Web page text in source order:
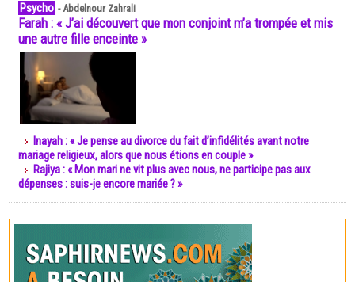
Psycho -Abdelnour Zahrali
Farah : « J’ai découvert que mon conjoint m’a trompée et mis
une autre fille enceinte »
Inayah : « Je pense au divorce du fait d’infidélités avant notre
mariage religieux, alors que nous étions en couple »
Rajiya : « Mon mari ne vit plus avec nous, ne participe pas aux
dépenses : suis-je encore mariée ? »